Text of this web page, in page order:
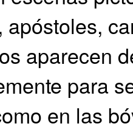
apóstoles,
aparecen
para
en las